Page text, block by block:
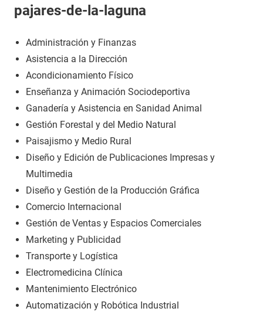
pajares-de-la-laguna
Administración y Finanzas
Asistencia a la Dirección
Acondicionamiento Físico
Enseñanza y Animación Sociodeportiva
Ganadería y Asistencia en Sanidad Animal
Gestión Forestal y del Medio Natural
Paisajismo y Medio Rural
Diseño y Edición de Publicaciones Impresas y
Multimedia
Diseño y Gestión de la Producción Gráfica
Comercio Internacional
Gestión de Ventas y Espacios Comerciales
Marketing y Publicidad
Transporte y Logística
Electromedicina Clínica
Mantenimiento Electrónico
Automatización y Robótica Industrial